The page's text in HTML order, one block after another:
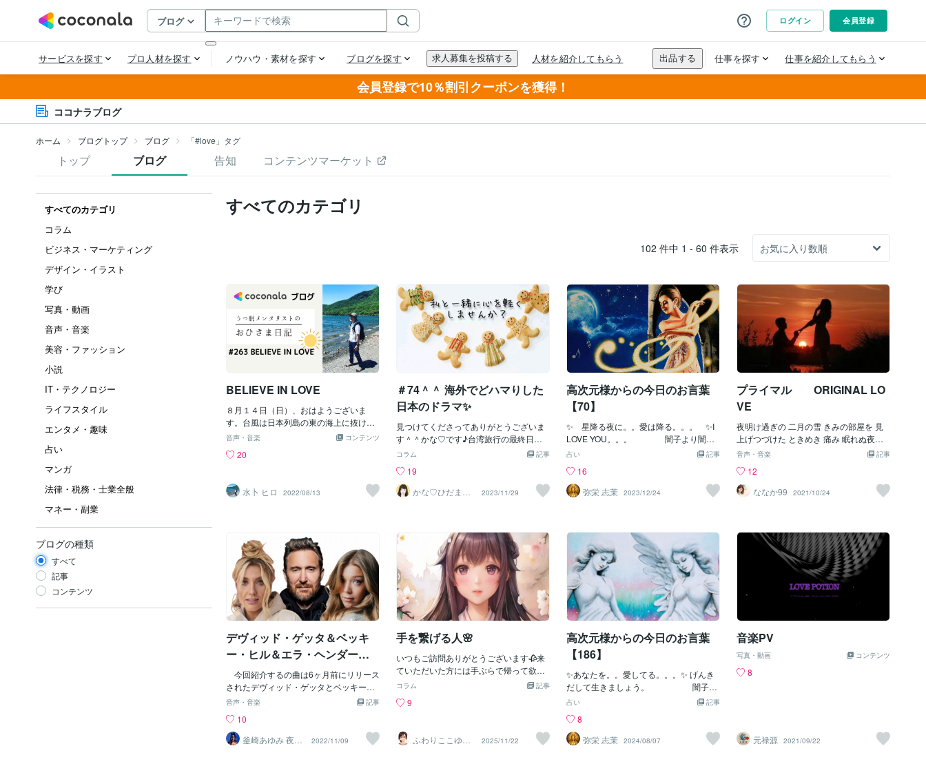
会員登録で10％割引クーポンを獲得！
ココナラブログ
ホーム ブログトップ ブログ 「#love」タグ
トップ ブログ 告知 コンテンツマーケット
すべてのカテゴリ
コラム
ビジネス・マーケティング
デザイン・イラスト
学び
写真・動画
音声・音楽
美容・ファッション
小説
IT・テクノロジー
ライフスタイル
エンタメ・趣味
占い
マンガ
法律・税務・士業全般
マネー・副業
ブログの種類
すべて
記事
コンテンツ
すべてのカテゴリ
102 件中 1 - 60 件表示
BELIEVE IN LOVE
８月１４日（日）、おはようございま
す。台風は日本列島の東の海上に抜けた
模様ですが、ご無事でしょうか❓日曜日と
す。👇 BELIEVE IN LOVEきっとだれも
OVE夜はかならず新しい朝をつれてくる※
LINDBERG “BELIEVE IN LOVE”あなた
敵な一日となりますように✨
コンテンツ
音声・音楽
20
水卜 ヒロ 2022/08/13
＃74＾＾ 海外でどハマりした
日本のドラマ✨
見つけてくださってありがとうございま
す＾＾かな♡です♪台湾旅行の最終日ま
で見ていた日本のドラマは、Netflixの『F
Love 初恋』は、宇多田ヒカルが全面協力
し、Netflixが原案から手がけて4年かけて
完成させた切ないがいっぱい詰まった本
とティーンエイジャーの2人のイメージが
ちょっとかけ離れていて違和感を感じま
したが、最後までドキドキ度の高い、と
ても素敵なストーリーでした＾＾✨まず
は、大人バージョンのトレーラーです↓
そしてティーンエイジャー時代のトレー
ラー↓関係ないのですが、このドラマの
配信されたのが、去年の私の誕生日だっ
たのにも、ちょっぴりご縁を感じたりし
帰国してからNetflixに、まんまと入って
しまいました（笑）ってか、結局、3回も
見てしまいました＾＾笑 お時間のある方
は、このドラマを見て、ぜひ、キュンキ
し良ければ、❤️をよろしくお願いしま
す！また、コメント代わりに感想を伝え
記事
コラム
19
かな♡ひだまり
セラピスト
2023/11/29
高次元様からの今日のお言葉
【70】
✨ 星降る夜に。。愛は降る。。。 ✨I
LOVE YOU。。。 闇子より闇子
の闇は、闇の闇。。。闇子の病みは、病
みを視ることができます。
記事
占い
16
弥栄 志茉 2023/12/24
プライマル ORIGINAL LO
VE
夜明け過ぎの 二月の雪 きみの部屋を 見
上げつづけた ときめき 痛み 眠れぬ夜の
過ごし方を 初めて知った きみにいつまで
てるよ 心の底から 愛はいのちよりも前に
あるから Woo Woo Woo Woo Woo エデ
ンの歌 春に咲く花 抱えきれない 大きな
も見とれたい 何もいらないよ きみを愛し
てるよ 心の底から 愛はふたりのあとにも
残るから きみにいつまでも見とれたい 何
もいらないよ きみを愛してるよ 心の底か
ら 愛はいのちよりも前にあるから Woo
Woo Woo Woo Woo☆～オススメ理由～
で、聞いた瞬間からキュンキュンしてい
ました。大した恋愛もしてないのに意味
もあんまりわかってないのに・・・笑今
になって聞き返すと、また格段にい良い
曲です。大人になって、色んな事がわか
聞いてくださいね( ･ᴗ･ )♡
記事
音声・音楽
12
ななか99
2021/10/24
デヴィッド・ゲッタ＆ベッキ
ー・ヒル＆エラ・ヘンダーソ
ン、コラボの新曲“Crazy What
Love Can Do”
今回紹介するの曲は6ヶ月前にリリース
されたデヴィッド・ゲッタとベッキー・
ヒルとエラ・ヘンダーソンはコラボレー
Do” “Crazy What Love Can Do”はデヴ
ィッド・ゲッタにとってジョエル・コリ
ーとブライソン・ティラーとのコラボレ
記事
音声・音楽
10
釜崎あゆみ 夜は
20時頃待機予定
2022/11/09
手を繋げる人🌸
いつもご訪問ありがとうございます🥀来
ていただいた方には手ぶらで帰って欲し
くない🫶✨愛情精神でblogをお届けして
ですね🧡いい夫婦の日です🌟あなたが直
すか？奥さまですか？彼氏さんですか？
ご主人様ですか？私？、、、、、（ちょ
記事
コラム
9
ふわりここゆら
り❤️✨癒しタイ
2025/11/22
高次元様からの今日のお言葉
【186】
✨あなたを。。愛してる。。。✨ げんき
だして生きましょう。 闇子よ
り 闇子の闇は、闇の闇。。。闇子の闇
闇と病みを視ることができます。
記事
占い
8
弥栄 志茉 2024/08/07
音楽PV
コンテンツ
写真・動画
8
元禄源 2021/09/22